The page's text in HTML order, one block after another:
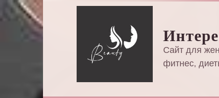
Перейти
к
контенту
Сайт для
фитнес,